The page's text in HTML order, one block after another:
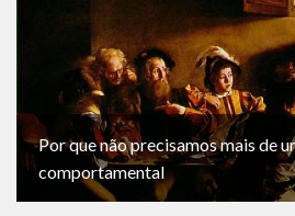
Por que não precisamos mais de
comportamental